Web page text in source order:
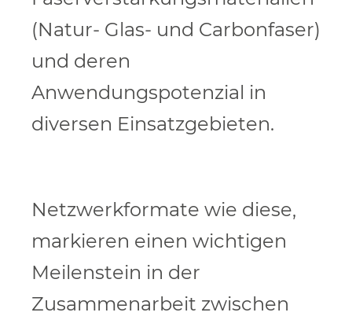
(Natur- Glas- und Carbonfaser)
und deren
Anwendungspotenzial in
diversen Einsatzgebieten.
Netzwerkformate wie diese,
markieren einen wichtigen
Meilenstein in der
Zusammenarbeit zwischen